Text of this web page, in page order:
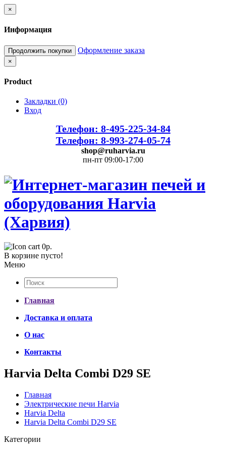
×
Информация
Продолжить покупки Оформление заказа
×
Product
Закладки (0)
Вход
Телефон: 8-495-225-34-84
Телефон: 8-993-274-05-74
shop@ruharvia.ru
пн-пт 09:00-17:00
0р.
В корзине пусто!
Меню
Главная
Доставка и оплата
О нас
Контакты
Harvia Delta Combi D29 SE
Главная
Электрические печи Harvia
Harvia Delta
Harvia Delta Combi D29 SE
Категории